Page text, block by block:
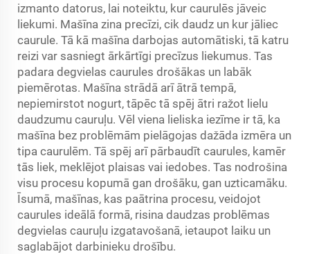
izmanto datorus, lai noteiktu, kur caurulēs jāveic
liekumi. Mašīna zina precīzi, cik daudz un kur jāliec
caurule. Tā kā mašīna darbojas automātiski, tā katru
reizi var sasniegt ārkārtīgi precīzus liekumus. Tas
padara degvielas caurules drošākas un labāk
piemērotas. Mašīna strādā arī ātrā tempā,
nepiemirstot nogurt, tāpēc tā spēj ātri ražot lielu
daudzumu cauruļu. Vēl viena lieliska iezīme ir tā, ka
mašīna bez problēmām pielāgojas dažāda izmēra un
tipa caurulēm. Tā spēj arī pārbaudīt caurules, kamēr
tās liek, meklējot plaisas vai iedobes. Tas nodrošina
visu procesu kopumā gan drošāku, gan uzticamāku.
Īsumā, mašīnas, kas paātrina procesu, veidojot
caurules ideālā formā, risina daudzas problēmas
degvielas cauruļu izgatavošanā, ietaupot laiku un
saglabājot darbinieku drošību.